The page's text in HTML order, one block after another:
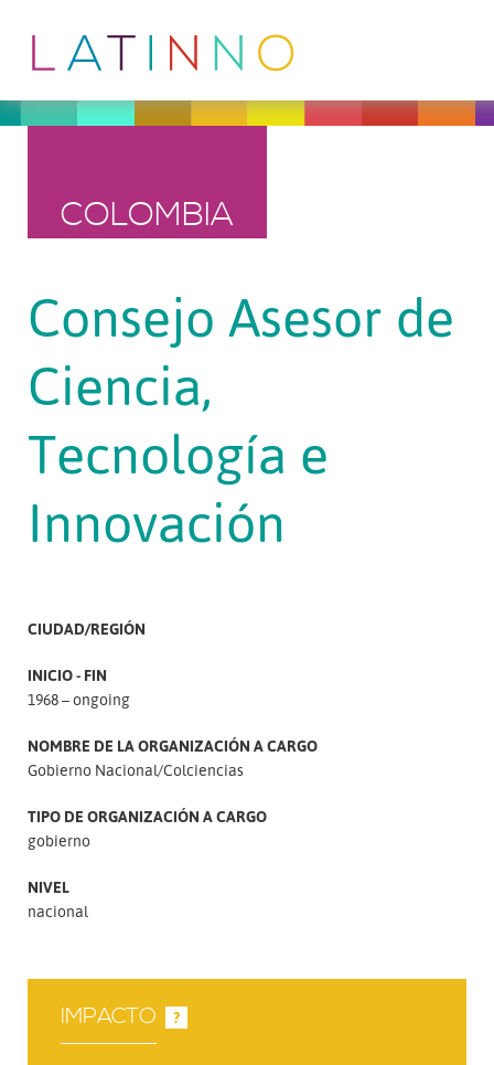
COLOMBIA
Consejo Asesor de
Ciencia,
Tecnología e
Innovación
CIUDAD/REGIÓN
INICIO - FIN
1968 – ongoing
NOMBRE DE LA ORGANIZACIÓN A CARGO
Gobierno Nacional/Colciencias
TIPO DE ORGANIZACIÓN A CARGO
gobierno
NIVEL
nacional
IMPACTO ?